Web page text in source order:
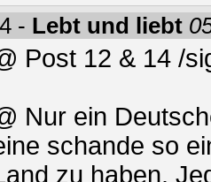
- Lebt und liebt
Post 12 & 14 /
Nur ein
schande so
zu haben.